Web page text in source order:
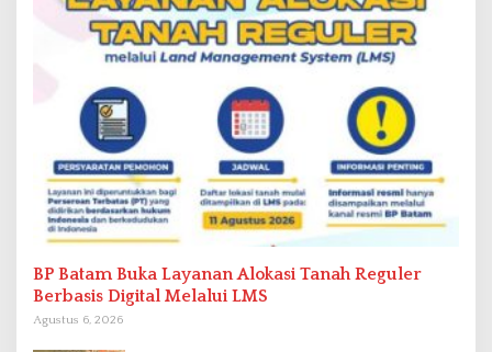
BP Batam Buka Layanan Alokasi Tanah Reguler
Berbasis Digital Melalui LMS
Agustus 6, 2026